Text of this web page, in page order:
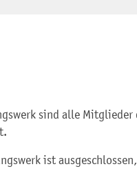
sind alle Mitglieder
ist